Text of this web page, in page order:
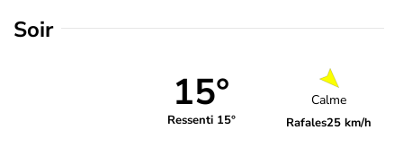
Soir
15°
Ressenti 15°
Calme
Rafales25 km/h